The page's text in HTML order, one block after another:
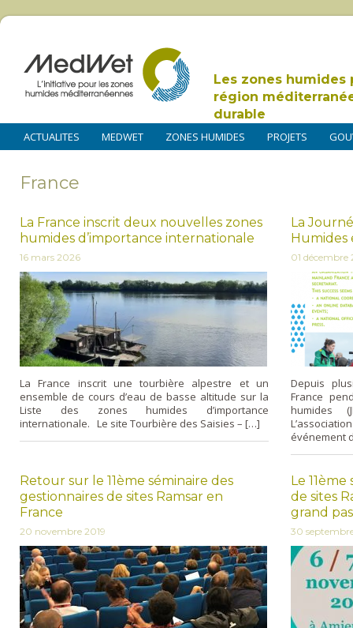
Les zones humides
région
durable
ACTUALITES MEDWET ZONES HUMIDES PROJETS
France
La France inscrit deux nouvelles zones
humides d’importance internationale
16 mars 2026
La France inscrit une tourbière alpestre et un
ensemble de cours d’eau de basse altitude sur la
Liste des zones humides d’importance
internationale. Le site Tourbière des Saisies – […]
La
Humides
01 décembre
Depuis
France
humides
événement
Retour sur le 11ème séminaire des
gestionnaires de sites Ramsar en
France
20 novembre 2019
Le
de sites
grand pas
30